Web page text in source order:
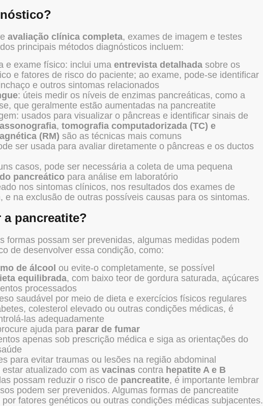
avaliação clínica completa, exames de imagem e testes
principais métodos diagnósticos incluem:
e exame físico: inclui uma entrevista detalhada sobre os
e fatores de risco do paciente; ao exame, pode-se identificar
e outros sintomas relacionados
: úteis medir os níveis de enzimas pancreáticas, como a
que geralmente estão aumentadas na pancreatite
usados para visualizar o pâncreas e identificar sinais de
, tomografia computadorizada (TC) e
(RM) são as técnicas mais comuns
ser usada para avaliar diretamente o pâncreas e os ductos
casos, pode ser necessária a coleta de uma pequena
pancreático para análise em laboratório
nos sintomas clínicos, nos resultados dos exames de
e na exclusão de outras possíveis causas para os sintomas.
pancreatite?
formas possam ser prevenidas, algumas medidas podem
de desenvolver essa condição, como:
de álcool ou evite-o completamente, se possível
equilibrada, com baixo teor de gordura saturada, açúcares
processados
saudável por meio de dieta e exercícios físicos regulares
colesterol elevado ou outras condições médicas, é
las adequadamente
ajuda para parar de fumar
apenas sob prescrição médica e siga as orientações do
para evitar traumas ou lesões na região abdominal
atualizado com as vacinas contra hepatite A e B
possam reduzir o risco de pancreatite, é importante lembrar
podem ser prevenidos. Algumas formas de pancreatite
fatores genéticos ou outras condições médicas subjacentes.